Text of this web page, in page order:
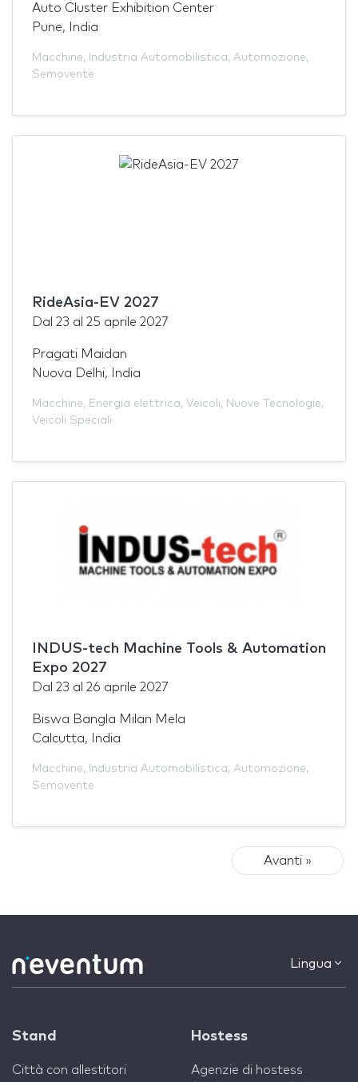
Auto Cluster Exhibition Center
Pune, India
Macchine, Industria Automobilistica, Automozione,
Semovente
RideAsia-EV 2027
Dal 23 al 25 aprile 2027
Pragati Maidan
Nuova Delhi, India
Macchine, Energia elettrica, Veicoli, Nuove Tecnologie,
Veicoli Speciali
INDUS-tech Machine Tools & Automation
Expo 2027
Dal 23 al 26 aprile 2027
Biswa Bangla Milan Mela
Calcutta, India
Macchine, Industria Automobilistica, Automozione,
Semovente
Avanti »
Lingua
Stand
Città con allestitori
Hostess
Agenzie di hostess